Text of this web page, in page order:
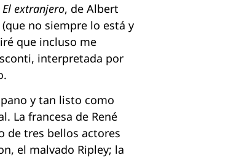
El extranjero, de Albert
no siempre lo está y
que incluso me
interpretada por
y tan listo como
La francesa de René
de tres bellos actores
el malvado Ripley; la